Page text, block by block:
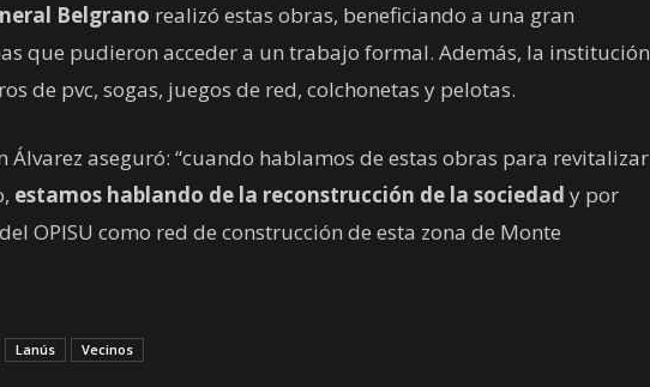
Belgrano realizó estas obras, beneficiando a una gran
que pudieron acceder a un trabajo formal. Además, la institución
de pvc, sogas, juegos de red, colchonetas y pelotas.
Álvarez aseguró: “cuando hablamos de estas obras para revitalizar
estamos hablando de la reconstrucción de la sociedad y por
OPISU como red de construcción de esta zona de Monte
Lanús Vecinos